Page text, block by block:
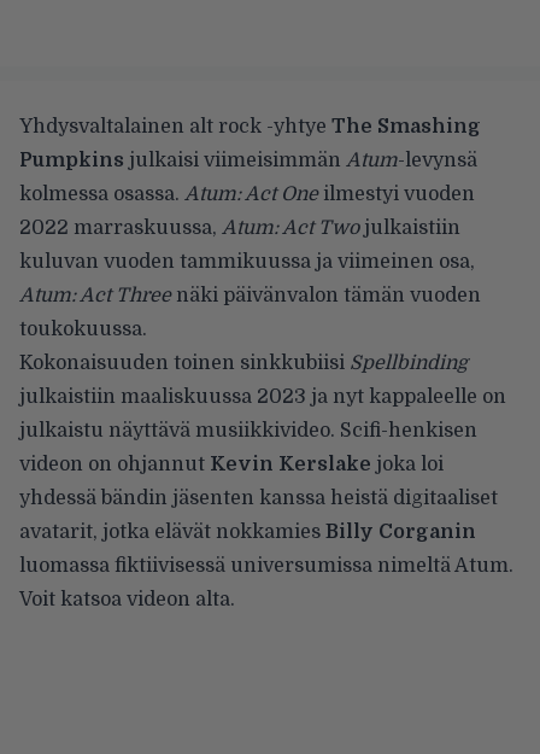
Yhdysvaltalainen alt rock -yhtye The Smashing
Pumpkins julkaisi viimeisimmän Atum-levynsä
kolmessa osassa. Atum: Act Oneilmestyi vuoden
2022 marraskuussa, Atum: Act Twojulkaistiin
kuluvan vuoden tammikuussa ja viimeinen osa,
Atum: Act Threenäki päivänvalon tämän vuoden
toukokuussa.
Kokonaisuuden toinen sinkkubiisi Spellbinding
julkaistiin maaliskuussa 2023 ja nyt kappaleelle on
julkaistu näyttävä musiikkivideo. Scifi-henkisen
videon on ohjannut Kevin Kerslake joka loi
yhdessä bändin jäsenten kanssa heistä digitaaliset
avatarit, jotka elävät nokkamies Billy Corganin
luomassa fiktiivisessä universumissa nimeltä Atum.
Voit katsoa videon alta.